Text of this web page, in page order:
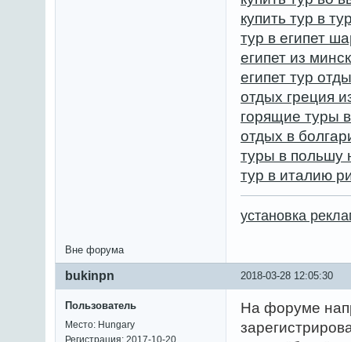
купить тур в
тур в египет
египет из
египет тур
отдых греция
горящие туры
отдых в
туры в польшу
тур в италию
установка
Вне форума
2018-03-28 12:05:30
bukinpn
Пользователь
Место: Hungary
На форуме